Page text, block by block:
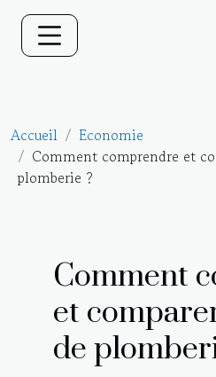
Accueil
Economie
Comment comprendre et
plomberie ?
Comment
et
de